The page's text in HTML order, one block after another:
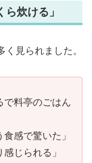
炊ける」
見られました。
で料亭のごはん
感で驚いた」
じられる」